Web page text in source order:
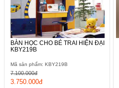
BÀN HỌC CHO BÉ TRAI HIỆN ĐẠI
KBY219B
Mã sản phẩm: KBY219B
3.750.000đ
7.100.000đ